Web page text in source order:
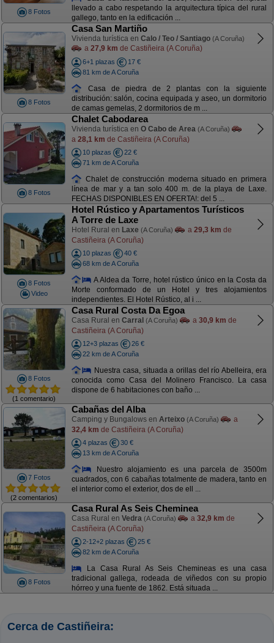
8 Fotos
llevado a cabo respetando la arquitectura típica del rural
gallego, tanto en la edificación ...
8 Fotos
Casa San Martiño
Vivienda turística en Calo / Teo / Santiago (A Coruña)
a 27,9 km de Castiñeira (A Coruña)
6+1 plazas
17 €
81 km de A Coruña
Casa de piedra de 2 plantas con la siguiente
distribución: salón, cocina equipada y aseo, un dormitorio
de camas gemelas, 2 dormitorios de m ...
8 Fotos
Chalet Cabodarea
Vivienda turística en O Cabo de Area (A Coruña)
a 28,1 km de Castiñeira (A Coruña)
10 plazas
22 €
71 km de A Coruña
Chalet de construcción moderna situado en primera
línea de mar y a tan solo 400 m. de la playa de Laxe.
FECHAS DISPONIBLES EN OFERTA!: del 5 ...
8 Fotos
Video
Hotel Rústico y Apartamentos Turísticos
A Torre de Laxe
Hotel Rural en Laxe (A Coruña) a 29,3 km de
Castiñeira (A Coruña)
10 plazas
40 €
68 km de A Coruña
A Aldea da Torre, hotel rústico único en la Costa da
Morte conformado de un Hotel y tres alojamientos
independientes. El Hotel Rústico, al i ...
8 Fotos
(1 comentario)
Casa Rural Costa Da Egoa
Casa Rural en Carral (A Coruña) a 30,9 km de
Castiñeira (A Coruña)
12+3 plazas
26 €
22 km de A Coruña
Nuestra casa, situada a orillas del río Abelleira, era
conocida como Casa del Molinero Francisco. La casa
dispone de 6 habitaciones con baño ...
7 Fotos
(2 comentarios)
Cabañas del Alba
Camping y Bungalows en Arteixo (A Coruña)
a
32,4 km de Castiñeira (A Coruña)
4 plazas
30 €
13 km de A Coruña
Nuestro alojamiento es una parcela de 3500m
cuadrados, con 6 cabañas totalmente de madera, tanto en
el interior como el exterior, dos de ell ...
8 Fotos
Casa Rural As Seis Cheminea
Casa Rural en Vedra (A Coruña) a 32,9 km de
Castiñeira (A Coruña)
2-12+2 plazas
25 €
82 km de A Coruña
La Casa Rural As Seis Chemineas es una casa
tradicional gallega, rodeada de viñedos con su propio
hórreo y una fuente de 1862. Está situada ...
Cerca de Castiñeira: